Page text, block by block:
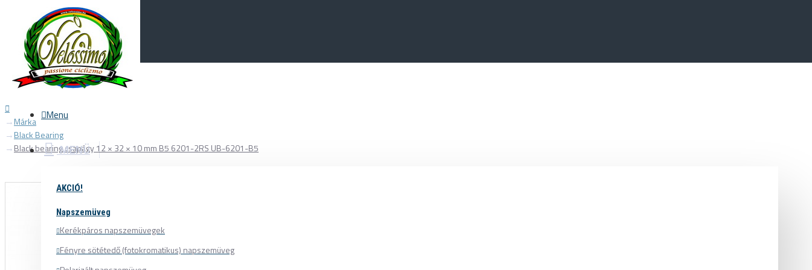
Menu
Your Cart
Menu
MENÜ
AKCIÓ!
Napszemüveg
Kerékpáros napszemüvegek
Fényre sötétedő (fotokromatikus) napszemüveg
Márka
Black Bearing
Black bearing csapágy 12 × 32 × 10 mm B5 6201-2RS UB-6201-B5